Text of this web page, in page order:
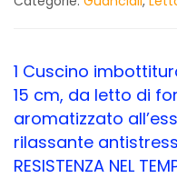
1 Cuscino
15 cm, da letto di
aromatizzato
rilassante antistress
RESISTENZA NEL